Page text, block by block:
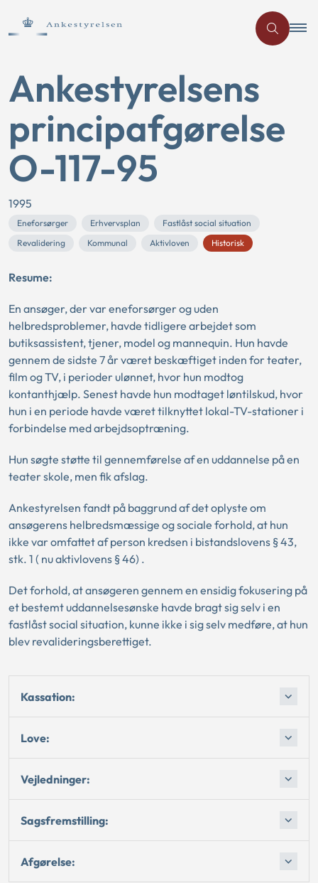
Ankestyrelsens
principafgørelse
O-117-95
1995
Eneforsørger Erhvervsplan
Fastlåst social situation
Revalidering
Kommunal Aktivloven Historisk
Resume:
En ansøger, der var eneforsørger og uden
helbredsproblemer, havde tidligere arbejdet som
butiksassistent, tjener, model og mannequin. Hun havde
gennem de sidste 7 år været beskæftiget inden for teater,
film og TV, i perioder ulønnet, hvor hun modtog
kontanthjælp. Senest havde hun modtaget løntilskud, hvor
hun i en periode havde været tilknyttet lokal-TV-stationer i
forbindelse med arbejdsoptræning.
Hun søgte støtte til gennemførelse af en uddannelse på en
teater skole, men fik afslag.
Ankestyrelsen fandt på baggrund af det oplyste om
ansøgerens helbredsmæssige og sociale forhold, at hun
ikke var omfattet af person kredsen i bistandslovens § 43,
stk. 1 ( nu aktivlovens § 46) .
Det forhold, at ansøgeren gennem en ensidig fokusering på
et bestemt uddannelsesønske havde bragt sig selv i en
fastlåst social situation, kunne ikke i sig selv medføre, at hun
blev revalideringsberettiget.
Kassation:
Love:
Vejledninger:
Sagsfremstilling:
Afgørelse: